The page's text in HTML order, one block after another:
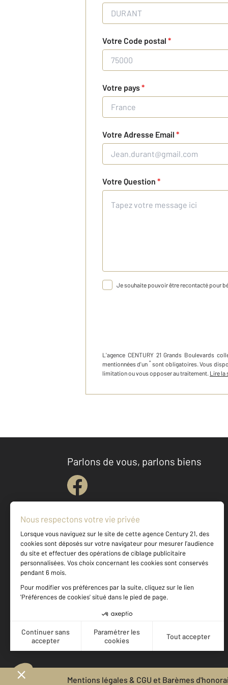
Votre Code postal *
Votre pays*
Votre Adresse Email *
Votre Question *
Je souhaite pouvoir être recontacté pour
L'agence CENTURY 21 Grands Boulevards
mentionnées d'un * sont obligatoires. Vous
limitation ou vous opposer au traitement. Lire la
Parlons de vous, parlons biens
Achat
Mentions légales & CGU et Barèmes